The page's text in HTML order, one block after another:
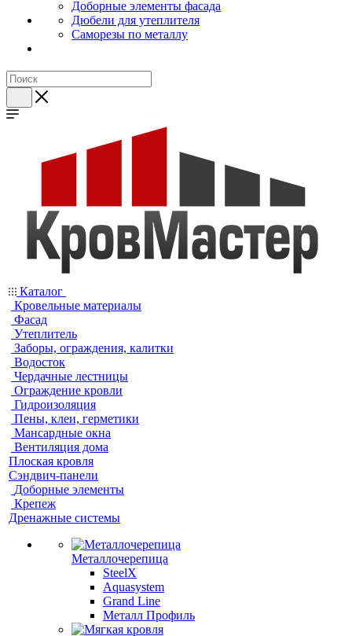
Доборные элементы фасада
Дюбели для утеплителя
Саморезы по металлу
Каталог
Кровельные материалы
Фасад
Утеплитель
Заборы, ограждения, калитки
Водосток
Чердачные лестницы
Ограждение кровли
Гидроизоляция
Пены, клеи, герметики
Мансардные окна
Вентиляция дома
Плоская кровля
Сэндвич-панели
Доборные элементы
Крепеж
Дренажные системы
Металлочерепица
SteelX
Aquasystem
Grand Line
Металл Профиль